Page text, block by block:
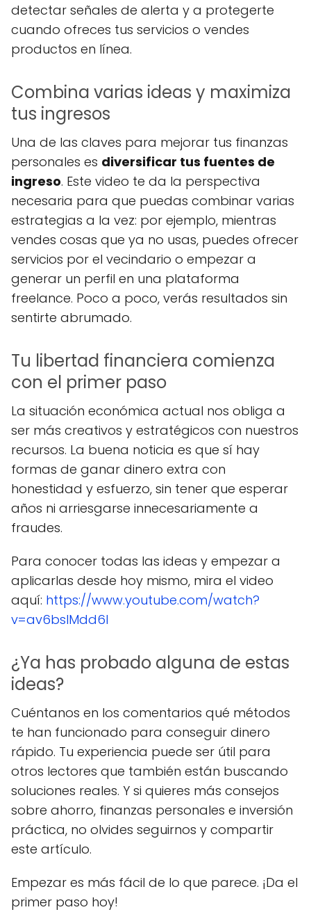
detectar señales de alerta y a protegerte
cuando ofreces tus servicios o vendes
productos en línea.
Combina varias ideas y maximiza
tus ingresos
Una de las claves para mejorar tus finanzas
personales es diversificar tus fuentes de
ingreso. Este video te da la perspectiva
necesaria para que puedas combinar varias
estrategias a la vez: por ejemplo, mientras
vendes cosas que ya no usas, puedes ofrecer
servicios por el vecindario o empezar a
generar un perfil en una plataforma
freelance. Poco a poco, verás resultados sin
sentirte abrumado.
Tu libertad financiera comienza
con el primer paso
La situación económica actual nos obliga a
ser más creativos y estratégicos con nuestros
recursos. La buena noticia es que sí hay
formas de ganar dinero extra con
honestidad y esfuerzo, sin tener que esperar
años ni arriesgarse innecesariamente a
fraudes.
Para conocer todas las ideas y empezar a
aplicarlas desde hoy mismo, mira el video
aquí: https://www.youtube.com/watch?
v=av6bslMdd6I
¿Ya has probado alguna de estas
ideas?
Cuéntanos en los comentarios qué métodos
te han funcionado para conseguir dinero
rápido. Tu experiencia puede ser útil para
otros lectores que también están buscando
soluciones reales. Y si quieres más consejos
sobre ahorro, finanzas personales e inversión
práctica, no olvides seguirnos y compartir
este artículo.
Empezar es más fácil de lo que parece. ¡Da el
primer paso hoy!